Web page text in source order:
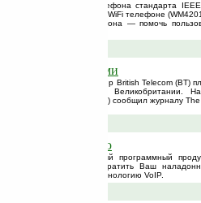
о выпуске WiFi телефона стандарта
Skype. В этом WiFi телефоне
Цель создания телефона — помочь
шпионят за соседями
британский провайдер British Telecom (BT)
крупнейших городов Великобритании.
Эндрюс (Steven Andrews) сообщил журналу The
Palm в ...рацию
представила любопытный программный
и позволяет превратить Ваш
WiFiTalkie использует технологию VoIP.